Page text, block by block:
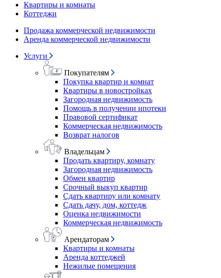
Квартиры и комнаты
Коттеджи
Продажа коммерческой недвижимости
Аренда коммерческой недвижимости
Услуги
Покупателям
Покупка квартир и комнат
Квартиры в новостройках
Загородная недвижимость
Помощь в получении ипотеки
Правовой сертификат
Коммерческая недвижимость
Возврат налогов
Владельцам
Продать квартиру, комнату
Загородная недвижимость
Обмен квартир
Срочный выкуп квартир
Сдать квартиру или комнату
Сдать дачу, дом, коттедж
Оценка недвижимости
Коммерческая недвижимость
Арендаторам
Квартиры и комнаты
Аренда коттеджей
Нежилые помещения